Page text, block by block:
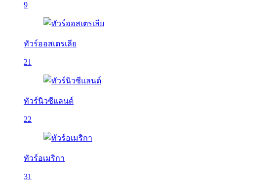
9
ทัวร์ออสเตรเลีย
21
ทัวร์นิวซีแลนด์
22
ทัวร์อเมริกา
31